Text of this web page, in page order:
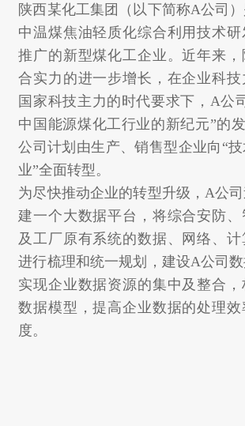
陕西某化工集团（以下简称A公司
中温煤焦油轻质化综合利用技术
推广的新型煤化工企业。近年来，
合实力的进一步增长，在企业科技
国家科技主力的时代要求下，A公
中国能源煤化工行业的新纪元”的
公司计划由生产、销售型企业向“
业”全面转型。
为尽快推动企业的转型升级， A公司
建一个大数据平台，将综合安防、
及工厂原有系统的数据、网络、
进行梳理和统一规划，建设A公司
实现企业数据资源的集中及整合，
数据模型，提高企业数据的处理效
度。